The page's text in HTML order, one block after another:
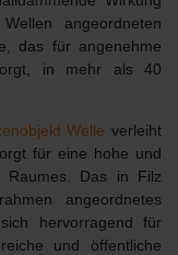
angeordneten
das für angenehme
in mehr als 40
Welle verleiht
für eine hohe und
Raumes. Das in Filz
angeordnetes
hervorragend für
und öffentliche